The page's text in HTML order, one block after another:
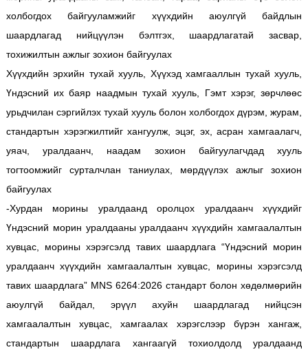
холбогдох байгууламжийг хүүхдийн аюулгүй байдлын
шаардлагад нийцүүлэн бэлтгэх, шаардлагатай засвар,
тохижилтын ажлыг зохион байгуулах
Хүүхдийн эрхийн тухай хууль, Хүүхэд хамгааллын тухай хууль,
Үндэсний их баяр наадмын тухай хууль, Гэмт хэрэг, зөрчлөөс
урьдчилан сэргийлэх тухай хууль болон холбогдох дүрэм, журам,
стандартын хэрэгжилтийг хангуулж, эцэг, эх, асран хамгаалагч,
уяач, уралдаанч, наадам зохион байгуулагчдад хууль
тогтоомжийг сурталчлан таниулах, мөрдүүлэх ажлыг зохион
байгуулах
-Хурдан морины уралдаанд оролцох уралдаанч хүүхдийг
Үндэсний морин уралдааны уралдаанч хүүхдийн хамгаалалтын
хувцас, морины хэрэгсэлд тавих шаардлага “Үндэсний морин
уралдаанч хүүхдийн хамгаалалтын хувцас, морины хэрэгсэлд
тавих шаардлага” MNS 6264:2026 стандарт болон хөдөлмөрийн
аюулгүй байдал, эрүүл ахуйн шаардлагад нийцсэн
хамгаалалтын хувцас, хамгаалах хэрэгслээр бүрэн хангаж,
стандартын шаардлага хангаагүй тохиолдолд уралдаанд